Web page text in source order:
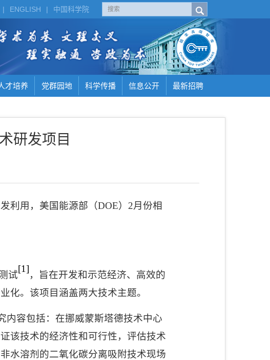
中国科学院
|
ENGLISH
|
才培养 党群园地 科学传播 信息公开 最新招聘
研发项目
利用，美国能源部（DOE） 2月份相
试
[1]
，旨在开发和示范经济、高效的
化。该项目涵盖两大技术主题。
内容包括：在挪威蒙斯塔德技术中心
该技术的经济性和可行性，评估技术
水溶剂的二氧化碳分离吸附技术现场